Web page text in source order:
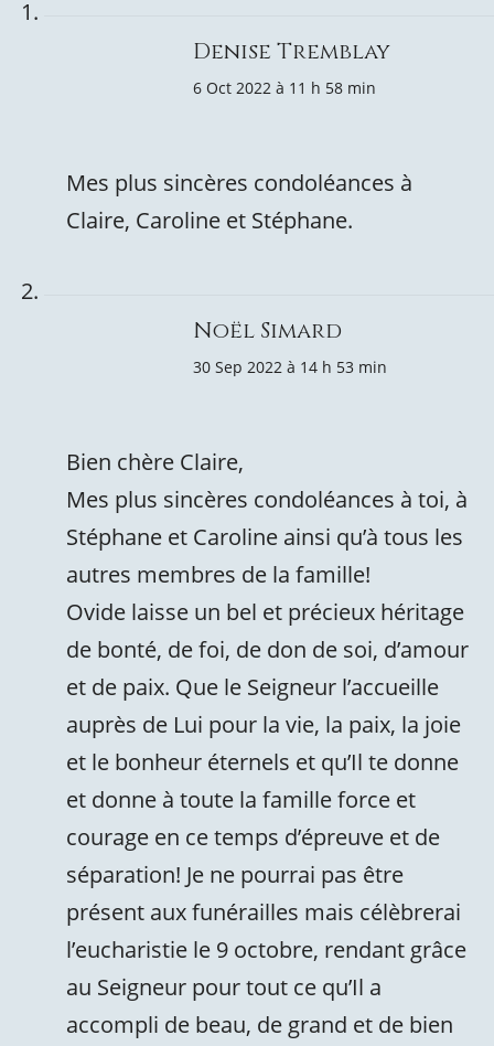
Denise Tremblay
6 Oct 2022 à 11 h 58 min
Mes plus sincères condoléances à
Claire, Caroline et Stéphane.
Noël Simard
30 Sep 2022 à 14 h 53 min
Bien chère Claire,
Mes plus sincères condoléances à toi, à
Stéphane et Caroline ainsi qu’à tous les
autres membres de la famille!
Ovide laisse un bel et précieux héritage
de bonté, de foi, de don de soi, d’amour
et de paix. Que le Seigneur l’accueille
auprès de Lui pour la vie, la paix, la joie
et le bonheur éternels et qu’Il te donne
et donne à toute la famille force et
courage en ce temps d’épreuve et de
séparation! Je ne pourrai pas être
présent aux funérailles mais célèbrerai
l’eucharistie le 9 octobre, rendant grâce
au Seigneur pour tout ce qu’Il a
accompli de beau, de grand et de bien